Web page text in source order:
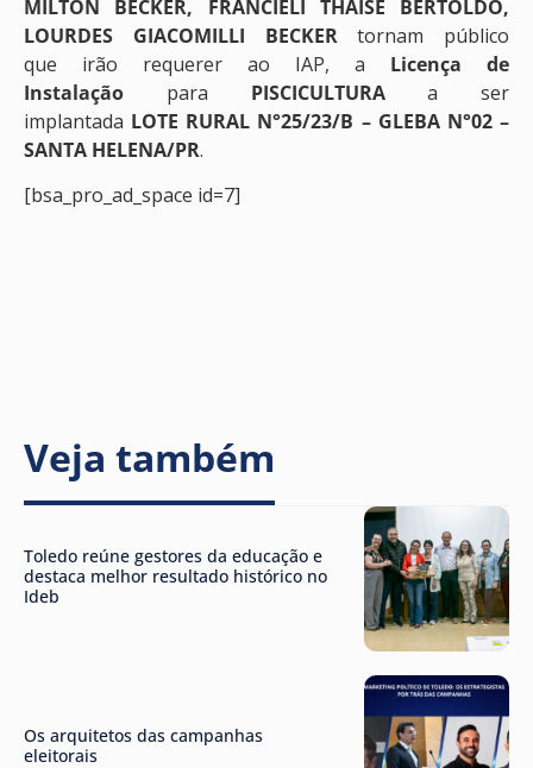
MILTON BECKER, FRANCIELI THAISE BERTOLDO,
LOURDES GIACOMILLI BECKERtornam público
que irão requerer ao IAP, a Licença de
Instalação para PISCICULTURAa ser
implantada LOTE RURAL N°25/23/B – GLEBA N°02 –
SANTA HELENA/PR.
[bsa_pro_ad_space id=7]
Veja também
Toledo reúne gestores da educação e
destaca melhor resultado histórico no
Ideb
Os arquitetos das campanhas
eleitorais